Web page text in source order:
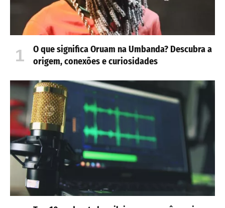
O que significa Oruam na Umbanda? Descubra a
origem, conexões e curiosidades